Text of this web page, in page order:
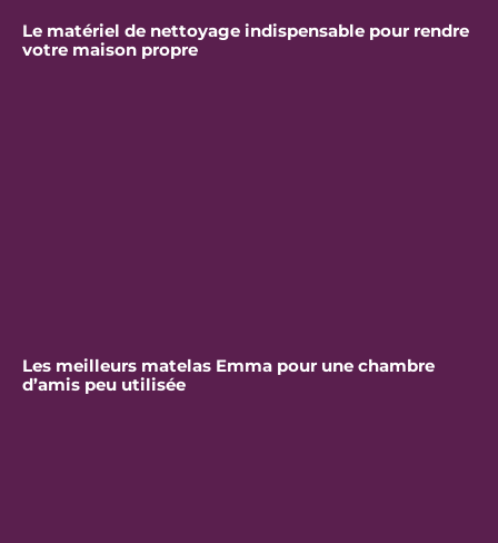
Le matériel de nettoyage indispensable pour rendre
votre maison propre
Les meilleurs matelas Emma pour une chambre
d’amis peu utilisée